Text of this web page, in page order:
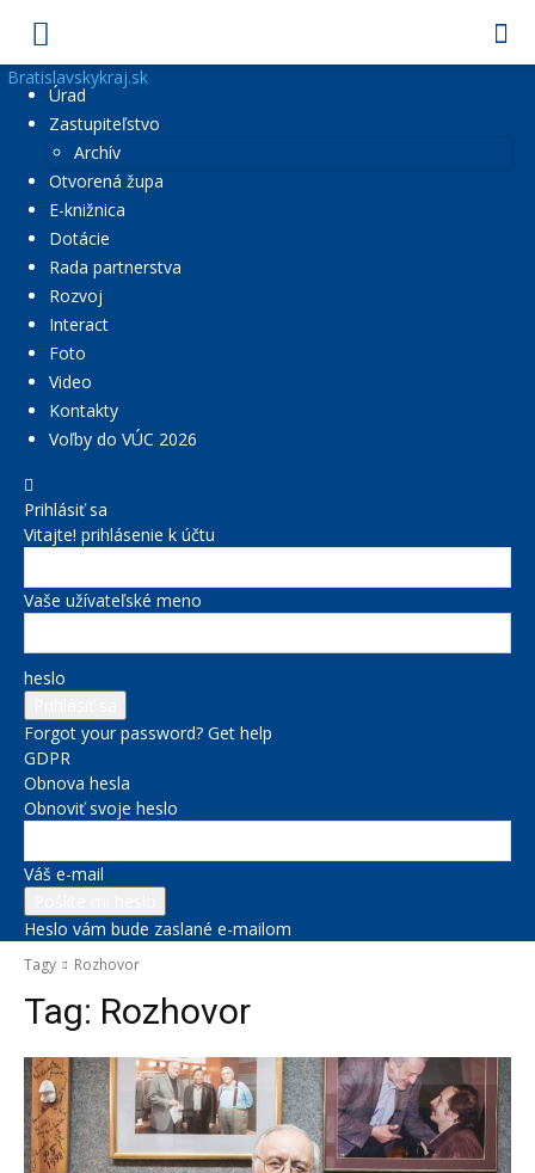
Bratislavskykraj.sk
Úrad
Zastupiteľstvo
Archív
Otvorená župa
E-knižnica
Dotácie
Rada partnerstva
Rozvoj
Interact
Foto
Video
Kontakty
Voľby do VÚC 2026
Prihlásiť sa
Vitajte! prihlásenie k účtu
Vaše užívateľské meno
heslo
Forgot your password? Get help
GDPR
Obnova hesla
Obnoviť svoje heslo
Váš e-mail
Heslo vám bude zaslané e-mailom
Tagy Rozhovor
Tag: Rozhovor